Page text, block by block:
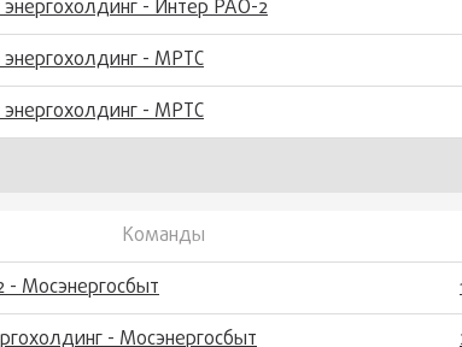
- Интер РАО-2
- МРТС
- МРТС
Команды
Мосэнергосбыт
- Мосэнергосбыт